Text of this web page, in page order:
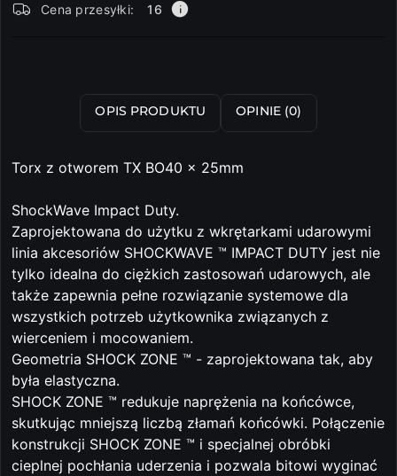
i
Cena przesyłki: 16
OPIS PRODUKTU OPINIE (0)
Torx z otworem TX BO40 x 25mm
ShockWave Impact Duty.
Zaprojektowana do użytku z wkrętarkami udarowymi
linia akcesoriów SHOCKWAVE ™ IMPACT DUTY jest nie
tylko idealna do ciężkich zastosowań udarowych, ale
także zapewnia pełne rozwiązanie systemowe dla
wszystkich potrzeb użytkownika związanych z
wierceniem i mocowaniem.
Geometria SHOCK ZONE ™ - zaprojektowana tak, aby
była elastyczna.
SHOCK ZONE ™ redukuje naprężenia na końcówce,
skutkując mniejszą liczbą złamań końcówki. Połączenie
konstrukcji SHOCK ZONE ™ i specjalnej obróbki
cieplnej pochłania uderzenia i pozwala bitowi wyginać